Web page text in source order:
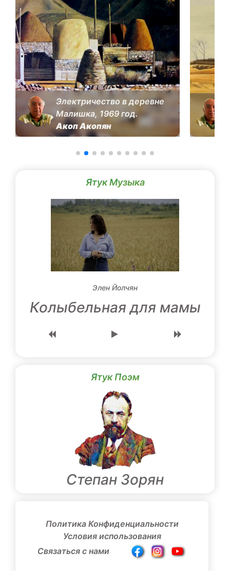
Электричество в деревне
Малишка, 1969 год.
Акоп Акопян
Ятук Музыка
Элен Йолчян
Колыбельная для мамы
Ятук Поэм
Степан Зорян
Политика Конфиденциальности
Условия использования
Связаться с нами